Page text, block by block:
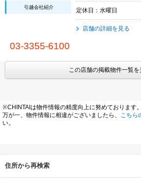
引越会社紹介
定休日：水曜日
店舗の詳細を見る
03-3355-6100
この店舗の掲載物件一覧を
※CHINTAIは物件情報の精度向上に努めております。
万が一、物件情報に相違がございましたら、
こちら
い。
住所から再検索